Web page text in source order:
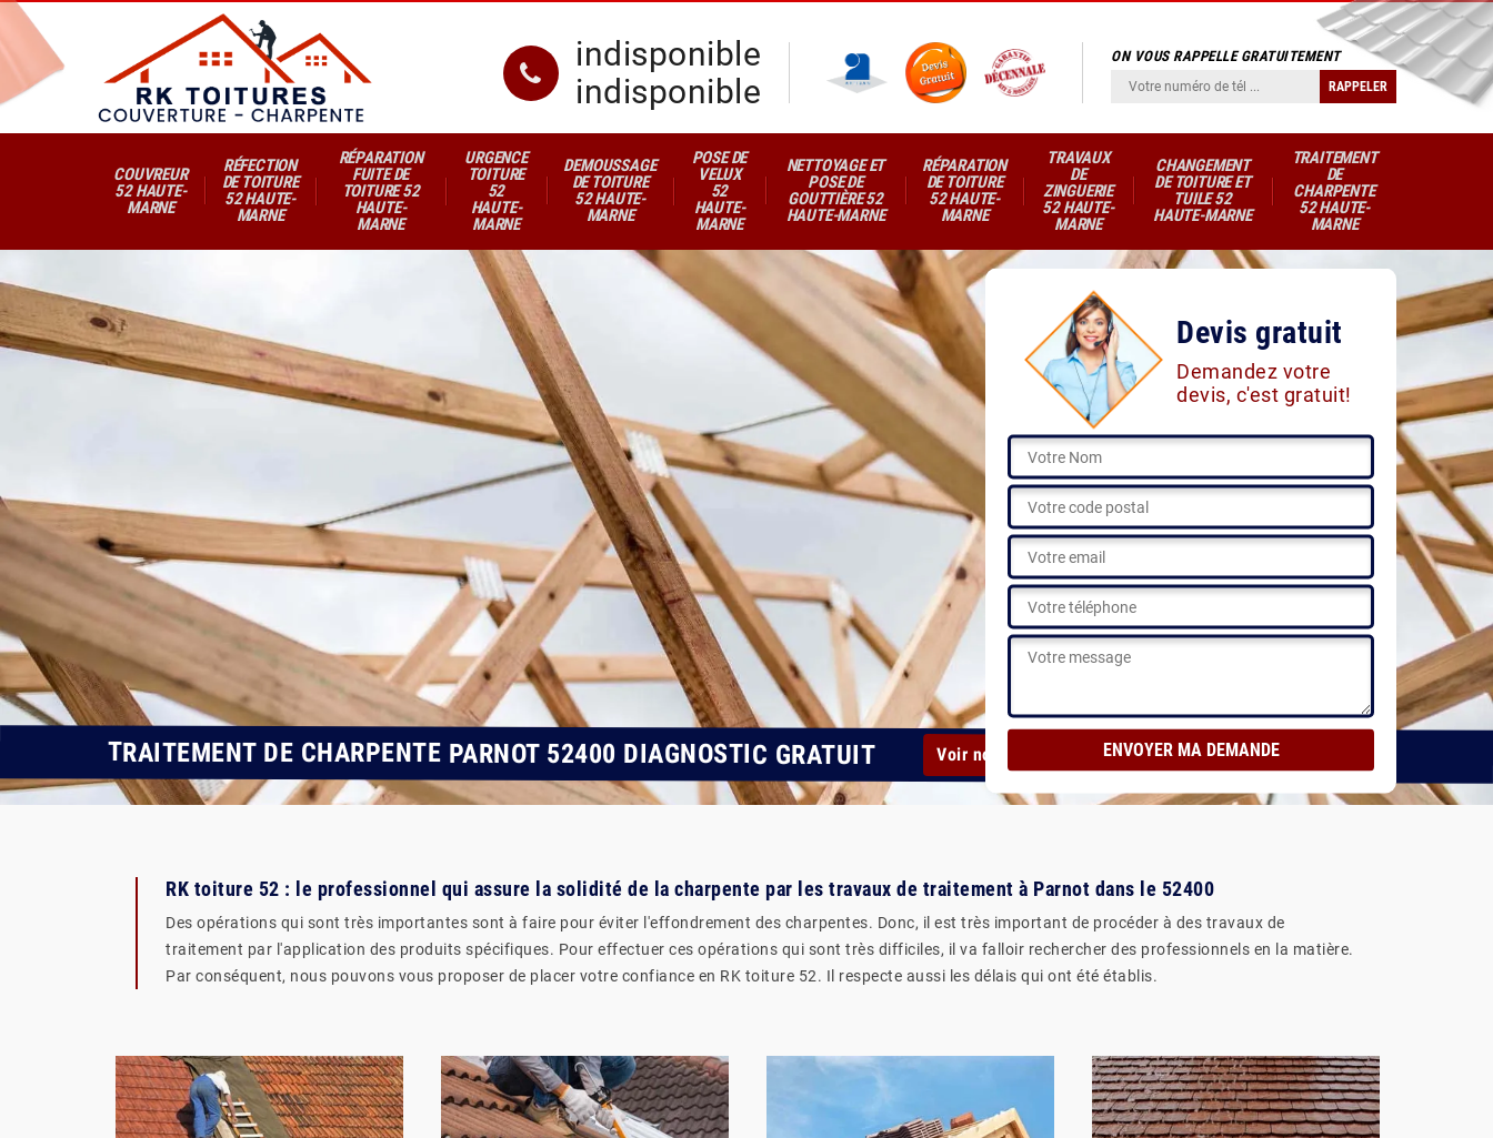
indisponible
indisponible
ON VOUS RAPPELLE GRATUITEMENT
COUVREUR
52 HAUTE-
MARNE
RÉFECTION
DE TOITURE
52 HAUTE-
MARNE
RÉPARATION
FUITE DE
TOITURE 52
HAUTE-
MARNE
URGENCE
TOITURE
52
HAUTE-
MARNE
DEMOUSSAGE
DE TOITURE
52 HAUTE-
MARNE
POSE DE
VELUX
52
HAUTE-
MARNE
NETTOYAGE ET
POSE DE
GOUTTIÈRE 52
HAUTE-MARNE
RÉPARATION
DE TOITURE
52 HAUTE-
MARNE
TRAVAUX
DE
ZINGUERIE
52 HAUTE-
MARNE
CHANGEMENT
DE TOITURE ET
TUILE 52
HAUTE-MARNE
TRAITEMENT
DE
CHARPENTE
52 HAUTE-
MARNE
Devis gratuit
Demandez votre
devis, c'est gratuit!
TRAITEMENT DE CHARPENTE PARNOT 52400 DIAGNOSTIC GRATUIT Voir nos réalisations
RK toiture 52 : le professionnel qui assure la solidité de la charpente par les travaux de traitement à Parnot dans le 52400
Des opérations qui sont très importantes sont à faire pour éviter l'effondrement des charpentes. Donc, il est très important de procéder à des travaux de
traitement par l'application des produits spécifiques. Pour effectuer ces opérations qui sont très difficiles, il va falloir rechercher des professionnels en la matière.
Par conséquent, nous pouvons vous proposer de placer votre confiance en RK toiture 52. Il respecte aussi les délais qui ont été établis.